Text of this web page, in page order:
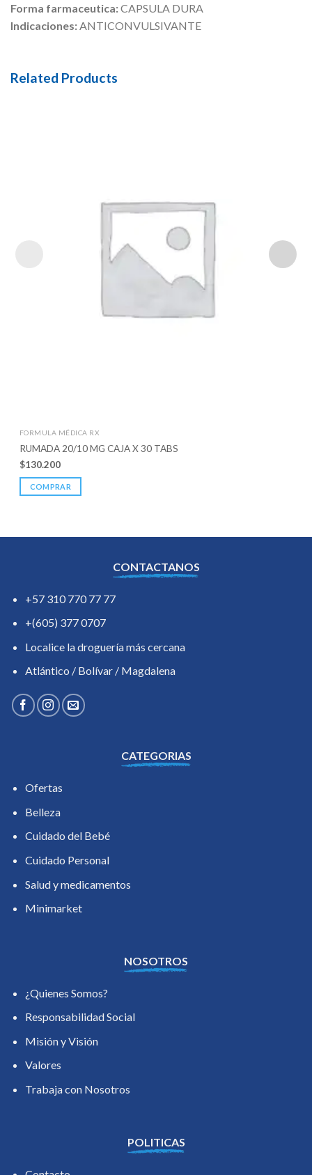
Forma farmaceutica:CAPSULA DURA
Indicaciones:ANTICONVULSIVANTE
Related Products
FORMULA MÉDICA RX
RUMADA 20/10 MG CAJA X 30 TABS
$130.200
COMPRAR
CONTACTANOS
+57 310 770 77 77
+(605) 377 0707
Localice la droguería más cercana
Atlántico / Bolívar / Magdalena
CATEGORIAS
Ofertas
Belleza
Cuidado del Bebé
Cuidado Personal
Salud y medicamentos
Minimarket
NOSOTROS
¿Quienes Somos?
Responsabilidad Social
Misión y Visión
Valores
Trabaja con Nosotros
POLITICAS